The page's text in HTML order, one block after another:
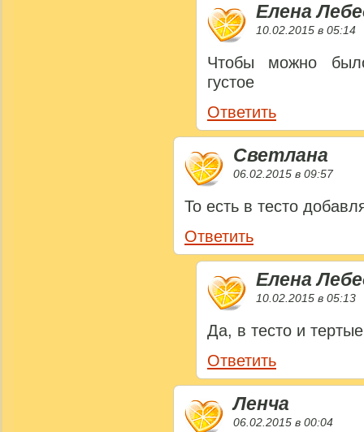
Елена
10.02.2015 в 05:14
Чтобы можно
густое
Ответить
Светлана
06.02.2015 в 09:57
То есть в тесто
Ответить
Елена
10.02.2015 в 05:13
Да, в тесто и
Ответить
Ленча
06.02.2015 в 00:04